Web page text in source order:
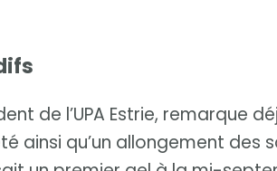
de l’UPA Estrie, remarque
ainsi qu’un allongement des